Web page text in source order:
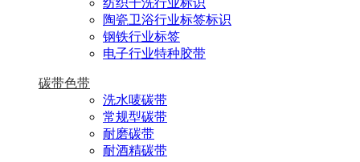
陶瓷卫浴行业标签标识
钢铁行业标签
电子行业特种胶带
碳带色带
洗水唛碳带
常规型碳带
耐磨碳带
耐酒精碳带